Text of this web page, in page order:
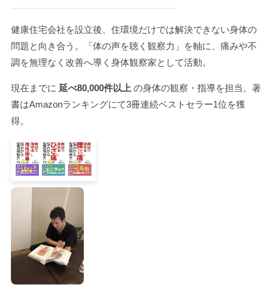
健康住宅会社を設立後、住環境だけでは解決できない身体の
問題と向き合う。「体の声を聴く観察力」を軸に、痛みや不
調を無理なく改善へ導く身体観察家として活動。
現在までに 延べ80,000件以上 の身体の観察・指導を担当。著
書はAmazonランキングにて3冊連続ベストセラー1位を獲
得。